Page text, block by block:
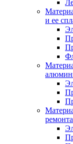
и ее